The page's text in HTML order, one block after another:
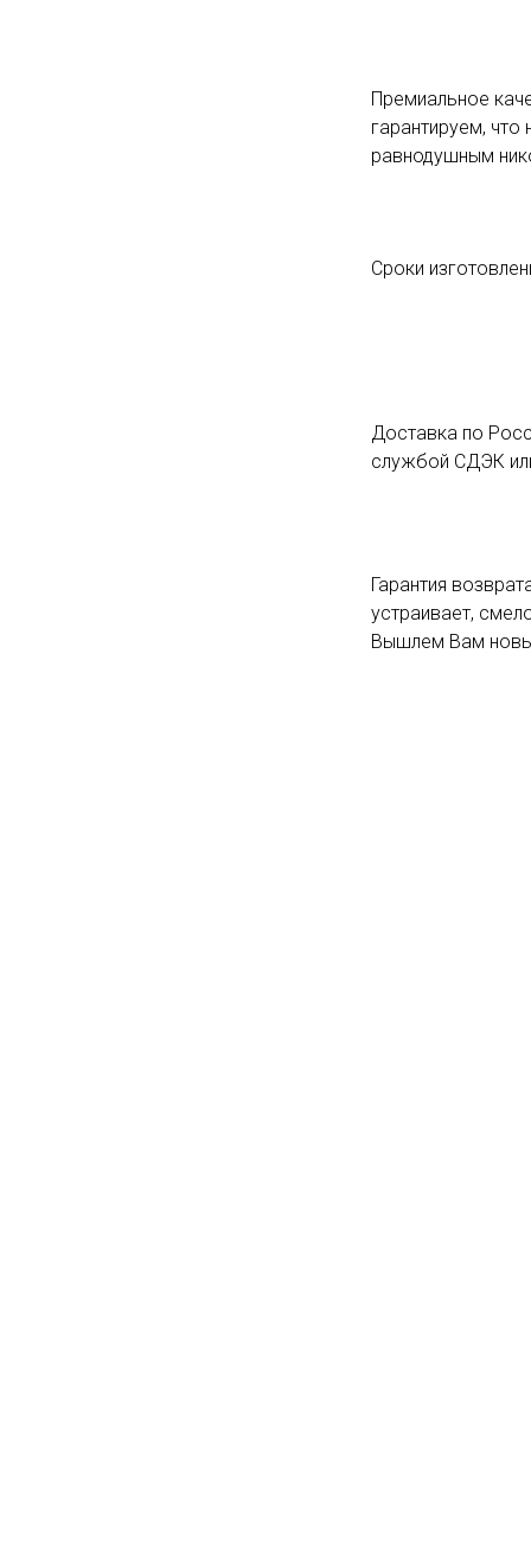
Премиальное
гарантируем,
равнодушным
Сроки
Гарантия
устраивает,
Вышлем Вам
Доставка по
службой СДЭК